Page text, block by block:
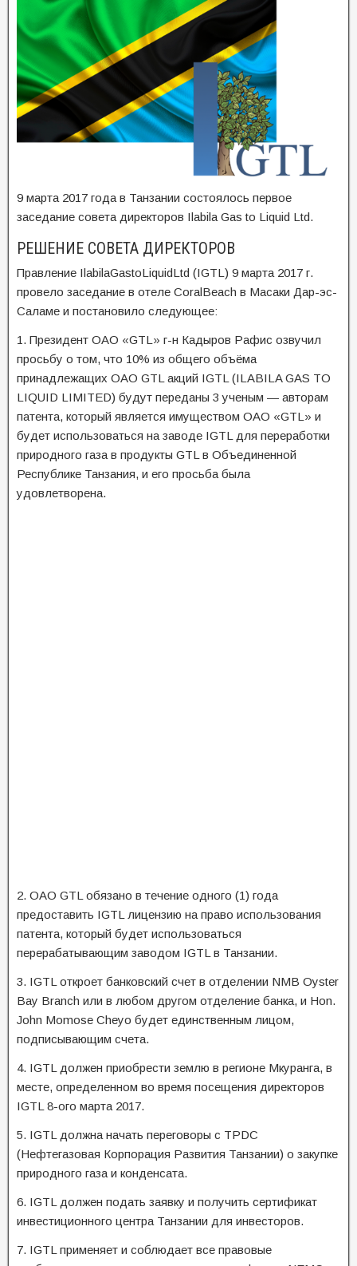
9 марта 2017 года в Танзании состоялось первое
заседание совета директоров Ilabila Gas to Liquid Ltd.
РЕШЕНИЕ СОВЕТА ДИРЕКТОРОВ
Правление IlabilaGastoLiquidLtd (IGTL) 9 марта 2017 г.
провело заседание в отеле CoralBeach в Масаки Дар-эс-
Саламе и постановило следующее:
1. Президент ОАО «GTL» г-н Кадыров Рафиc озвучил
просьбу о том, что 10% из общего объёма
принадлежащих ОАО GTL акций IGTL (ILABILA GAS TO
LIQUID LIMITED) будут переданы 3 ученым — авторам
патента, который является имуществом ОАО «GTL» и
будет использоваться на заводе IGTL для переработки
природного газа в продукты GTL в Объединенной
Республике Танзания, и его просьба была
удовлетворена.
2. ОАО GTL обязано в течение одного (1) года
предоставить IGTL лицензию на право использования
патента, который будет использоваться
перерабатывающим заводом IGTL в Танзании.
3. IGTL откроет банковский счет в отделении NMB Oyster
Bay Branch или в любом другом отделение банка, и Hon.
John Momose Cheyo будет единственным лицом,
подписывающим счета.
4. IGTL должен приобрести землю в регионе Мкуранга, в
месте, определенном во время посещения директоров
IGTL 8-ого марта 2017.
5. IGTL должна начать переговоры с TPDC
(Нефтегазовая Корпорация Развития Танзании) о закупке
природного газа и конденсата.
6. IGTL должен подать заявку и получить сертификат
инвестиционного центра Танзании для инвесторов.
7. IGTL применяет и соблюдает все правовые